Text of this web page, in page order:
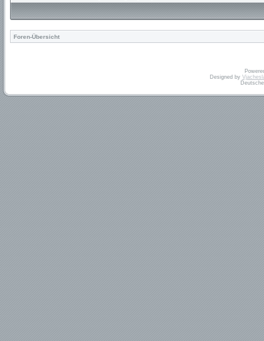
Foren-Übersicht
Designed by